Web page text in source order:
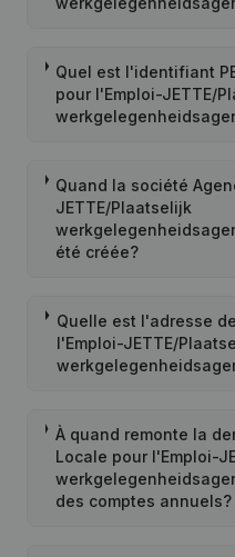
Quel est l'identifiant
pour l'Emploi-JETTE/
Quand la société
JETTE/Plaatselijk
été créée?
Quelle est l'adresse
l'Emploi-JETTE/
À quand remonte la
Locale pour l'Emploi-
des comptes annuels?